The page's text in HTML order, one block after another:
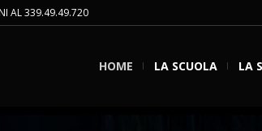
AL 339.49.49.720
HOME LA SCUOLA LA